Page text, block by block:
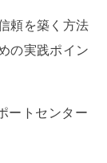
頼を築く方法
の実践ポイン
ートセンター